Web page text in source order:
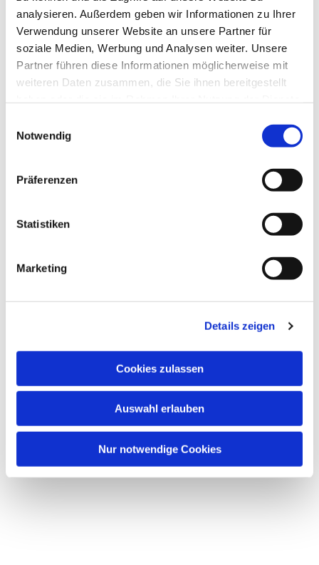
analysieren. Außerdem geben wir Informationen zu Ihrer
Verwendung unserer Website an unsere Partner für
soziale Medien, Werbung und Analysen weiter. Unsere
Partner führen diese Informationen möglicherweise mit
weiteren Daten zusammen, die Sie ihnen bereitgestellt
Notwendig
Präferenzen
Statistiken
Marketing
Details zeigen
Cookies zulassen
Auswahl erlauben
Nur notwendige Cookies